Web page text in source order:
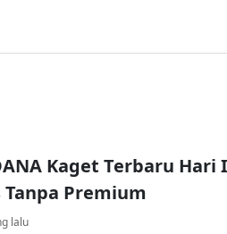
Kaget Terbaru Hari
Tanpa Premium
lalu